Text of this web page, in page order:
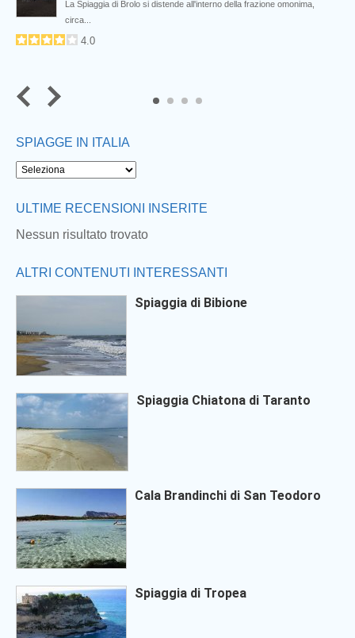
Next
La Spiaggia di Brolo si distende all'interno della frazione omonima,
circa...
4.0
SPIAGGE IN ITALIA
ULTIME RECENSIONI INSERITE
Nessun risultato trovato
ALTRI CONTENUTI INTERESSANTI
Spiaggia di Bibione
Spiaggia Chiatona di Taranto
Cala Brandinchi di San Teodoro
Spiaggia di Tropea